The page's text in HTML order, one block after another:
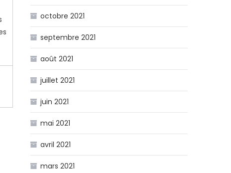
octobre 2021
septembre 2021
août 2021
juillet 2021
juin 2021
mai 2021
avril 2021
mars 2021